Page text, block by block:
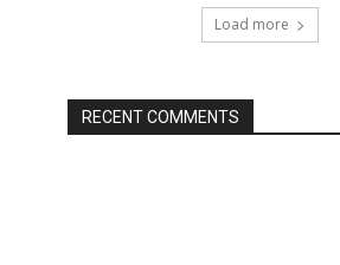
Load more
RECENT COMMENTS